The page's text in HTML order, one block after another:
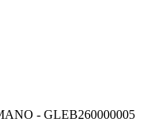
- GLEB260000005